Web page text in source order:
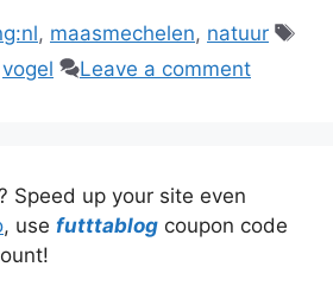
, maasmechelen, natuur
vogel Leave a comment
Speed up your site even
, use futttablog coupon code